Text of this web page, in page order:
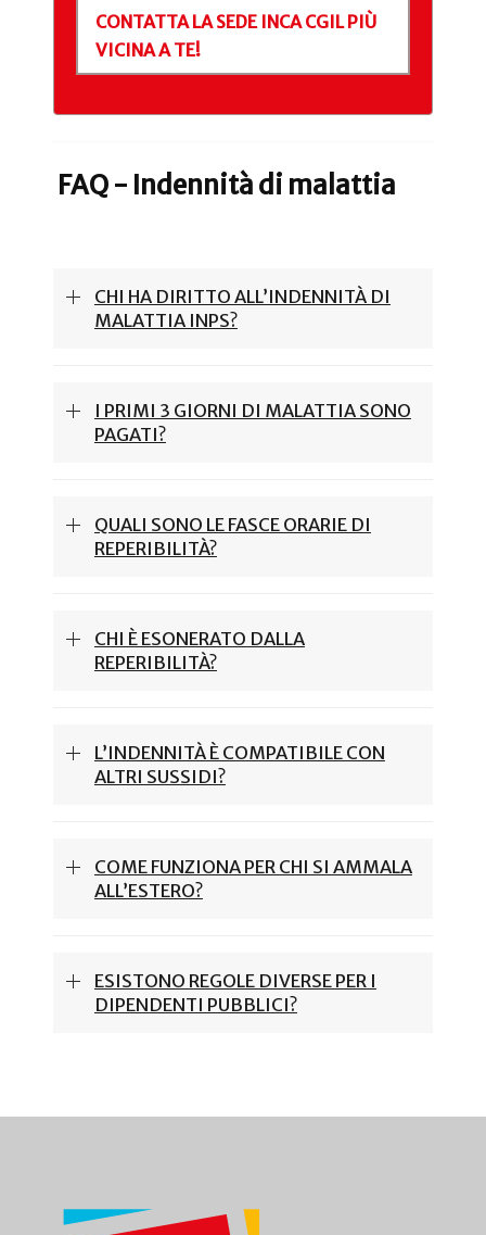
CONTATTA LA SEDE INCA CGIL PIÙ
VICINA A TE!
FAQ - Indennità di malattia
CHI HA DIRITTO ALL’INDENNITÀ DI
MALATTIA INPS?
I PRIMI 3 GIORNI DI MALATTIA SONO
PAGATI?
QUALI SONO LE FASCE ORARIE DI
REPERIBILITÀ?
CHI È ESONERATO DALLA
REPERIBILITÀ?
L’INDENNITÀ È COMPATIBILE CON
ALTRI SUSSIDI?
COME FUNZIONA PER CHI SI AMMALA
ALL’ESTERO?
ESISTONO REGOLE DIVERSE PER I
DIPENDENTI PUBBLICI?